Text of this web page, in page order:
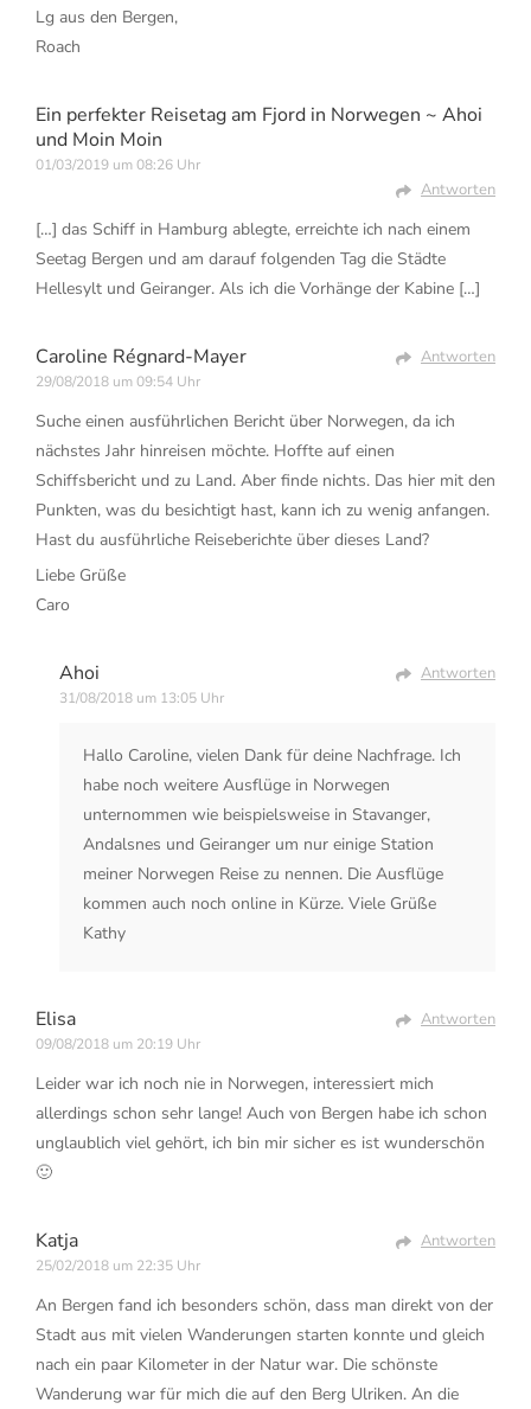
Lg aus den Bergen,
Roach
Ein perfekter Reisetag am Fjord in Norwegen ~ Ahoi
und Moin Moin
01/03/2019 um 08:26 Uhr
Antworten
[…] das Schiff in Hamburg ablegte, erreichte ich nach einem
Seetag Bergen und am darauf folgenden Tag die Städte
Hellesylt und Geiranger. Als ich die Vorhänge der Kabine […]
Caroline Régnard-Mayer
29/08/2018 um 09:54 Uhr
Antworten
Suche einen ausführlichen Bericht über Norwegen, da ich
nächstes Jahr hinreisen möchte. Hoffte auf einen
Schiffsbericht und zu Land. Aber finde nichts. Das hier mit den
Punkten, was du besichtigt hast, kann ich zu wenig anfangen.
Hast du ausführliche Reiseberichte über dieses Land?
Liebe Grüße
Caro
Ahoi
31/08/2018 um 13:05 Uhr
Antworten
Hallo Caroline, vielen Dank für deine Nachfrage. Ich
habe noch weitere Ausflüge in Norwegen
unternommen wie beispielsweise in Stavanger,
Andalsnes und Geiranger um nur einige Station
meiner Norwegen Reise zu nennen. Die Ausflüge
kommen auch noch online in Kürze. Viele Grüße
Kathy
Elisa
09/08/2018 um 20:19 Uhr
Antworten
Leider war ich noch nie in Norwegen, interessiert mich
allerdings schon sehr lange! Auch von Bergen habe ich schon
unglaublich viel gehört, ich bin mir sicher es ist wunderschön
🙂
Katja
25/02/2018 um 22:35 Uhr
Antworten
An Bergen fand ich besonders schön, dass man direkt von der
Stadt aus mit vielen Wanderungen starten konnte und gleich
nach ein paar Kilometer in der Natur war. Die schönste
Wanderung war für mich die auf den Berg Ulriken. An die